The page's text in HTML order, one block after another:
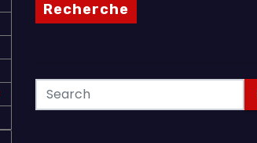
Recherche